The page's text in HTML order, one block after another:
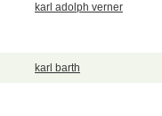
karl adolph verner
karl barth